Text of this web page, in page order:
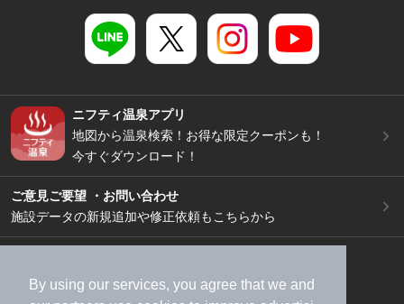
By using our services, you agree that we and
ニフティ温泉アプリ
地図から温泉検索！お得な限定クーポンも！
今すぐダウンロード！
ご意見ご要望 ・お問い合わせ
施設データの新規追加や修正依頼もこちらから
加盟店募集（資料請求）
広告出稿のご案内